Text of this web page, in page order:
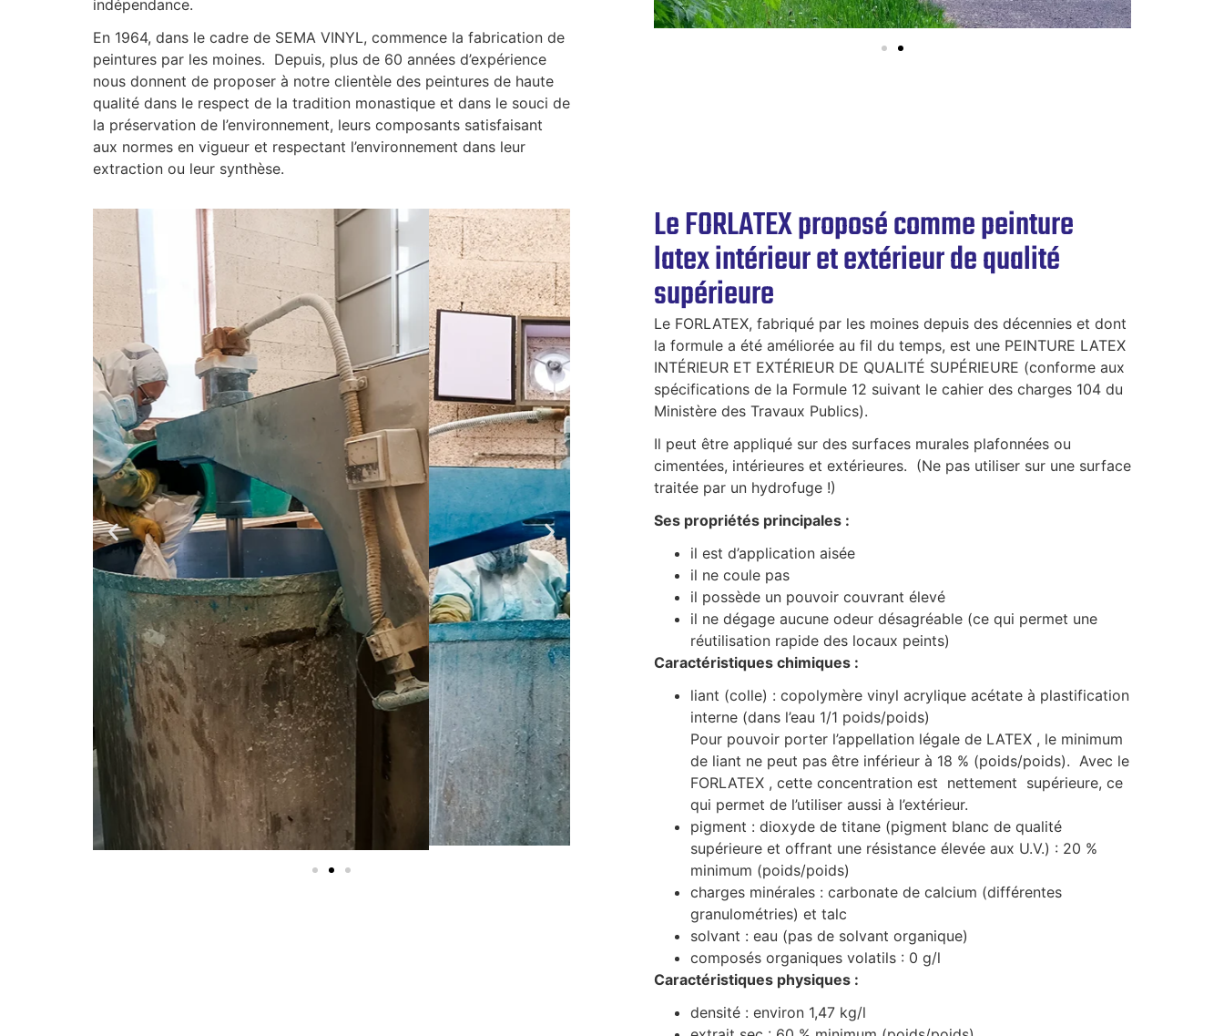
indépendance.
En 1964, dans le cadre de SEMA VINYL, commence la fabrication de
peintures par les moines. Depuis, plus de 60 années d’expérience
nous donnent de proposer à notre clientèle des peintures de haute
qualité dans le respect de la tradition monastique et dans le souci de
la préservation de l’environnement, leurs composants satisfaisant
aux normes en vigueur et respectant l’environnement dans leur
extraction ou leur synthèse.
Le FORLATEX proposé comme peinture
latex intérieur et extérieur de qualité
supérieure
Le FORLATEX, fabriqué par les moines depuis des décennies et dont
la formule a été améliorée au fil du temps, est une PEINTURE LATEX
INTÉRIEUR ET EXTÉRIEUR DE QUALITÉ SUPÉRIEURE (conforme aux
spécifications de la Formule 12 suivant le cahier des charges 104 du
Ministère des Travaux Publics).
Il peut être appliqué sur des surfaces murales plafonnées ou
cimentées, intérieures et extérieures. (Ne pas utiliser sur une surface
traitée par un hydrofuge !)
Ses propriétés principales :
il est d’application aisée
il ne coule pas
il possède un pouvoir couvrant élevé
il ne dégage aucune odeur désagréable (ce qui permet une
réutilisation rapide des locaux peints)
Caractéristiques chimiques :
liant (colle) : copolymère vinyl acrylique acétate à plastification
interne (dans l’eau 1/1 poids/poids)
Pour pouvoir porter l’appellation légale de LATEX , le minimum
de liant ne peut pas être inférieur à 18 % (poids/poids). Avec le
FORLATEX , cette concentration est nettement supérieure, ce
qui permet de l’utiliser aussi à l’extérieur.
pigment : dioxyde de titane (pigment blanc de qualité
supérieure et offrant une résistance élevée aux U.V.) : 20 %
minimum (poids/poids)
charges minérales : carbonate de calcium (différentes
granulométries) et talc
solvant : eau (pas de solvant organique)
composés organiques volatils : 0 g/l
Caractéristiques physiques :
densité : environ 1,47 kg/l